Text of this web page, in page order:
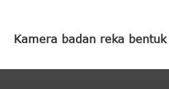
Kamera badan reka